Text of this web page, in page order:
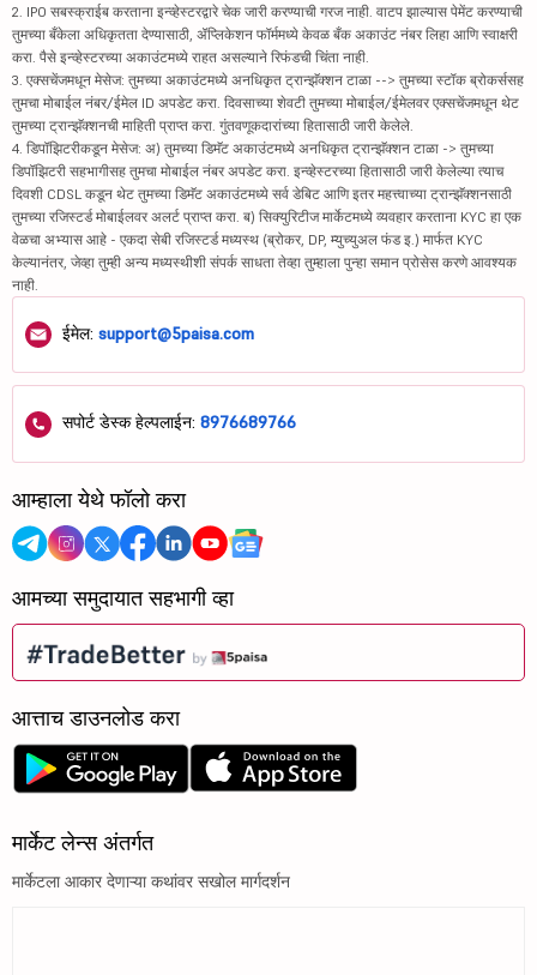
2. IPO सबस्क्राईब करताना इन्व्हेस्टरद्वारे चेक जारी करण्याची गरज नाही. वाटप झाल्यास पेमेंट करण्याची
तुमच्या बँकेला अधिकृतता देण्यासाठी, ॲप्लिकेशन फॉर्ममध्ये केवळ बँक अकाउंट नंबर लिहा आणि स्वाक्षरी
करा. पैसे इन्व्हेस्टरच्या अकाउंटमध्ये राहत असल्याने रिफंडची चिंता नाही.
3. एक्सचेंजमधून मेसेज: तुमच्या अकाउंटमध्ये अनधिकृत ट्रान्झॅक्शन टाळा --> तुमच्या स्टॉक ब्रोकर्ससह
तुमचा मोबाईल नंबर/ईमेल ID अपडेट करा. दिवसाच्या शेवटी तुमच्या मोबाईल/ईमेलवर एक्सचेंजमधून थेट
तुमच्या ट्रान्झॅक्शनची माहिती प्राप्त करा. गुंतवणूकदारांच्या हितासाठी जारी केलेले.
4. डिपॉझिटरीकडून मेसेज: अ) तुमच्या डिमॅट अकाउंटमध्ये अनधिकृत ट्रान्झॅक्शन टाळा -> तुमच्या
डिपॉझिटरी सहभागीसह तुमचा मोबाईल नंबर अपडेट करा. इन्व्हेस्टरच्या हितासाठी जारी केलेल्या त्याच
दिवशी CDSL कडून थेट तुमच्या डिमॅट अकाउंटमध्ये सर्व डेबिट आणि इतर महत्त्वाच्या ट्रान्झॅक्शनसाठी
तुमच्या रजिस्टर्ड मोबाईलवर अलर्ट प्राप्त करा. ब) सिक्युरिटीज मार्केटमध्ये व्यवहार करताना KYC हा एक
वेळचा अभ्यास आहे - एकदा सेबी रजिस्टर्ड मध्यस्थ (ब्रोकर, DP, म्युच्युअल फंड इ.) मार्फत KYC
केल्यानंतर, जेव्हा तुम्ही अन्य मध्यस्थीशी संपर्क साधता तेव्हा तुम्हाला पुन्हा समान प्रोसेस करणे आवश्यक
नाही.
ईमेल: support@5paisa.com
सपोर्ट डेस्क हेल्पलाईन: 8976689766
आम्हाला येथे फॉलो करा
आमच्या समुदायात सहभागी व्हा
आत्ताच डाउनलोड करा
मार्केट लेन्स अंतर्गत
मार्केटला आकार देणाऱ्या कथांवर सखोल मार्गदर्शन